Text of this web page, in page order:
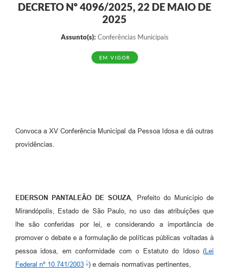
Feriados e Datas Comemorativas
SIC
Contato
DECRETO Nº 4096/2025, 22 DE MAIO DE
2025
Assunto(s): Conferências Municipais
EM VIGOR
Convoca a XV Conferência Municipal da Pessoa Idosa e dá outras
providências.
EDERSON PANTALEÃO DE SOUZA , Prefeito do Município de
Mirandópolis, Estado de São Paulo, no uso das atribuições que
lhe são conferidas por lei, e considerando a importância de
promover o debate e a formulação de políticas públicas voltadas à
pessoa idosa, em conformidade com o Estatuto do Idoso (Lei
Federal nº 10.741/2003
) e demais normativas pertinentes,